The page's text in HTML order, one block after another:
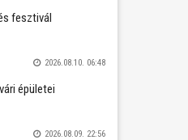
fesztivál
2026.08.10. 06:48
épületei
2026.08.09. 22:56